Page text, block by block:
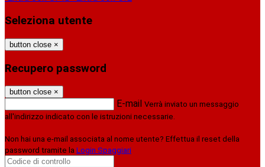
Seleziona utente
button close ×
Recupero password
button close ×
E-mail Verrà inviato un messaggio
all'indirizzo indicato con le istruzioni necessarie.
Non hai una e-mail associata al nome utente? Effettua il reset della
password tramite la Login Spaggiari